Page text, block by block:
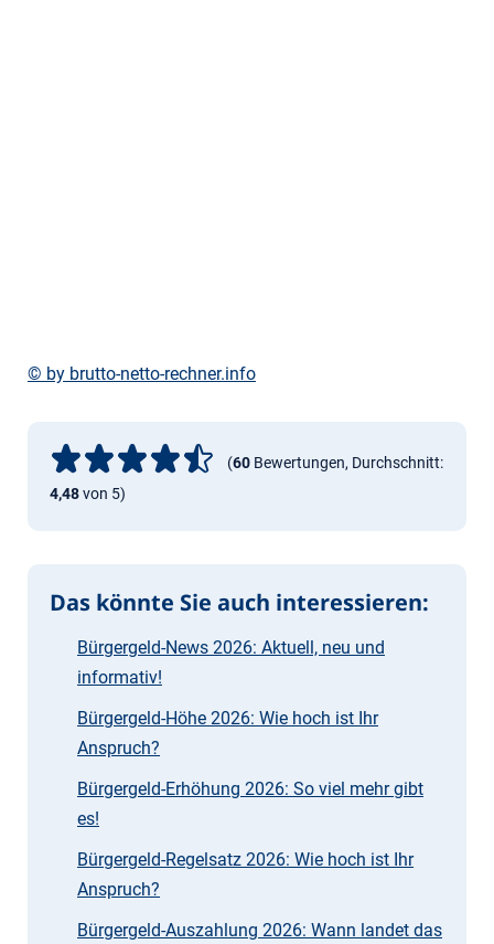
© by brutto-netto-rechner.info
(60 Bewertungen, Durchschnitt:
4,48von 5)
Das könnte Sie auch interessieren:
Bürgergeld-News 2026: Aktuell, neu und
informativ!
Bürgergeld-Höhe 2026: Wie hoch ist Ihr
Anspruch?
Bürgergeld-Erhöhung 2026: So viel mehr gibt
es!
Bürgergeld-Regelsatz 2026: Wie hoch ist Ihr
Anspruch?
Bürgergeld-Auszahlung 2026: Wann landet das